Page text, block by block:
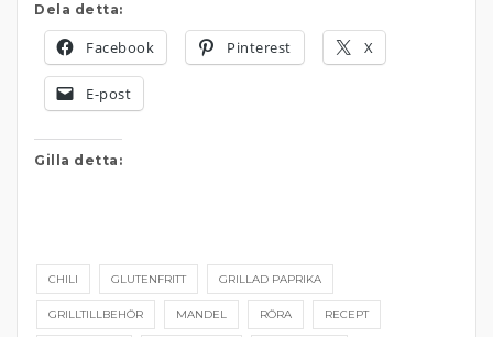
Dela detta:
Facebook Pinterest X
E-post
Gilla detta:
CHILI GLUTENFRITT GRILLAD PAPRIKA
GRILLTILLBEHÖR MANDEL RÖRA RECEPT